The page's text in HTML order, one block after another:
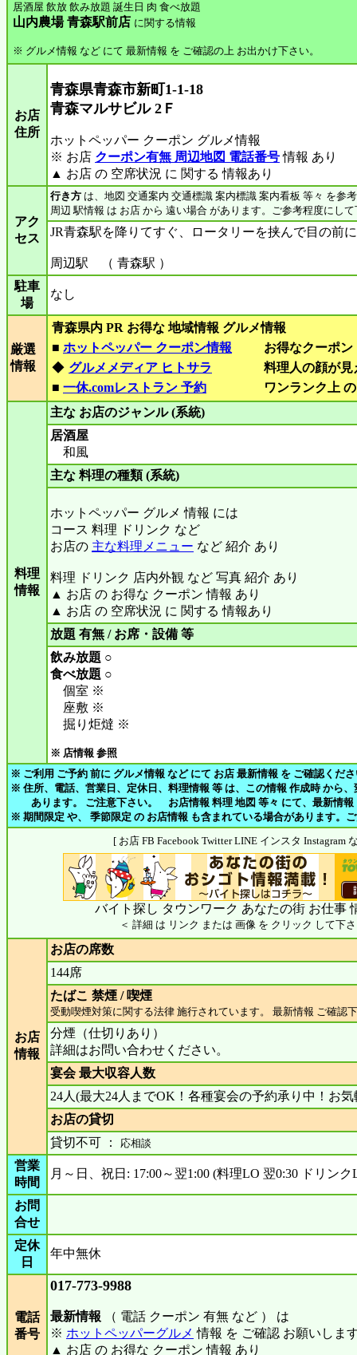
居酒屋 飲放 飲み放題 誕生日 肉 食べ放題
山内農場 青森駅前店 に関する情報
※ グルメ情報 など にて 最新情報 を ご確認の上 お出かけ下さい。
お店
住所
青森県青森市新町1-1-18
青森マルサビル 2Ｆ
ホットペッパー クーポン グルメ情報
※ お店 クーポン有無 周辺地図 電話番号情報 あり
▲ お店 の 空席状況 に 関する 情報あり
アク
セス
行き方 は、地図 交通案内 交通標識 案内標識 案内看板 等々 を参
周辺 駅情報 は お店 から 遠い場合 があります。ご参考程度にし
JR青森駅を降りてすぐ、ロータリーを挟んで目の前
周辺駅 （ 青森駅 ）
駐車
場
なし
厳選
情報
青森県内 PR お得な 地域情報 グルメ情報
■ ホットペッパー クーポン情報
お得なクーポ
◆ グルメメディア ヒトサラ
料理人の顔が
■ 一休.comレストラン 予約 ワンランク上
料理
情報
主な お店のジャンル (系統)
居酒屋
和風
主な 料理の種類 (系統)
ホットペッパー グルメ 情報 には
コース 料理 ドリンク など
お店の 主な料理メニュー など 紹介 あり
料理 ドリンク 店内外観 など 写真 紹介 あり
▲ お店 の お得な クーポン 情報 あり
▲ お店 の 空席状況 に 関する 情報あり
放題 有無 / お席・設備 等
飲み放題 ○
食べ放題 ○
個室 ※
座敷 ※
掘り炬燵 ※
※ 店情報 参照
※ ご利用 ご予約 前に グルメ情報 など にて お店 最新情報 を ご確認くだ
※ 住所、電話、営業日、定休日、料理情報 等 は、この情報 作成時 から
あります。 ご注意下さい。 お店情報 料理 地図 等々 にて、最新情報
※ 期間限定 や、 季節限定 の お店情報 も含まれている場合があります。
[ お店 FB Facebook Twitter LINE インスタ Instagram
バイト探し タウンワーク あなたの街 お仕事
＜ 詳細 は リンク または 画像 を クリック して下
お店
情報
お店の席数
144席
たばこ 禁煙 / 喫煙
受動喫煙対策に関する法律 施行されています。 最新情報 ご確認
分煙（仕切りあり）
詳細はお問い合わせください。
宴会 最大収容人数
24人(最大24人までOK！各種宴会の予約承り中！お
お店の貸切
貸切不可 ：
応相談
営業
時間
月～日、祝日: 17:00～翌1:00 (料理LO 翌0:30 ドリンク
お問
合せ
定休
日
年中無休
電話
番号
017-773-9988
最新情報 （ 電話 クーポン 有無 など ） は
※ ホットペッパーグルメ 情報 を ご確認 お願いしま
▲ お店 の お得な クーポン 情報 あり